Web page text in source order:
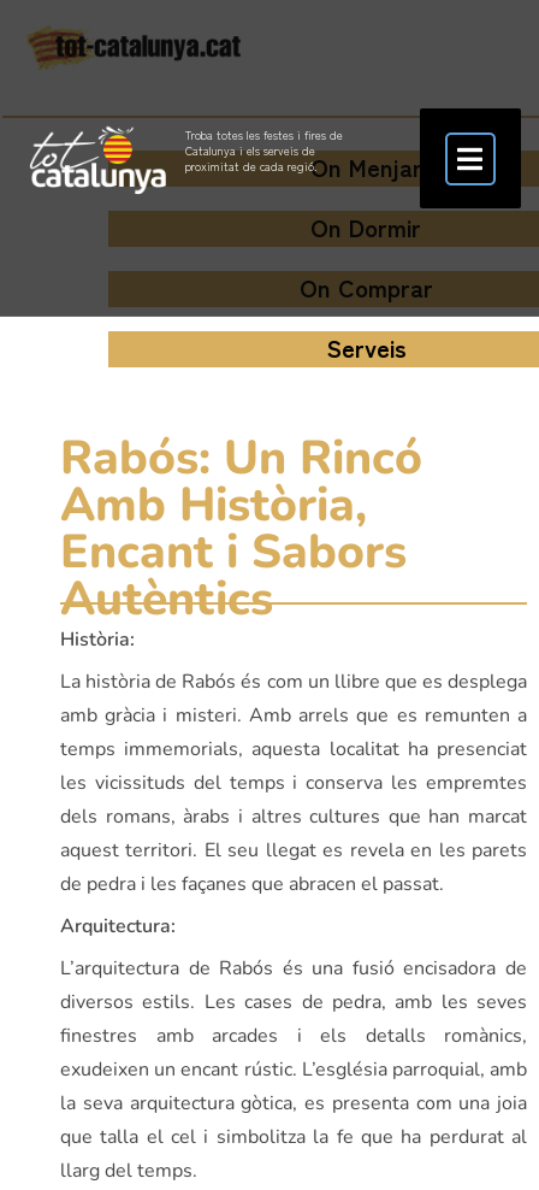
Troba totes les festes i fires de
Catalunya i els serveis de
proximitat de cada regió.On Menjar
On Dormir
On Comprar
Serveis
Rabós: Un Rincó
Amb Història,
Encant i Sabors
Autèntics
Història:
La història de Rabós és com un llibre que es desplega
amb gràcia i misteri. Amb arrels que es remunten a
temps immemorials, aquesta localitat ha presenciat
les vicissituds del temps i conserva les empremtes
dels romans, àrabs i altres cultures que han marcat
aquest territori. El seu llegat es revela en les parets
de pedra i les façanes que abracen el passat.
Arquitectura:
L’arquitectura de Rabós és una fusió encisadora de
diversos estils. Les cases de pedra, amb les seves
finestres amb arcades i els detalls romànics,
exudeixen un encant rústic. L’església parroquial, amb
la seva arquitectura gòtica, es presenta com una joia
que talla el cel i simbolitza la fe que ha perdurat al
llarg del temps.